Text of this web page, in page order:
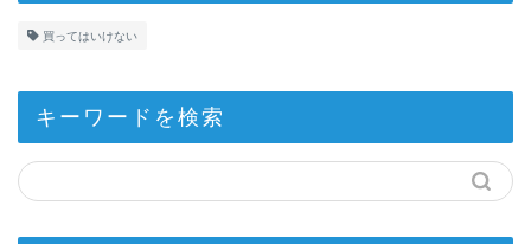
買ってはいけない
キーワードを検索